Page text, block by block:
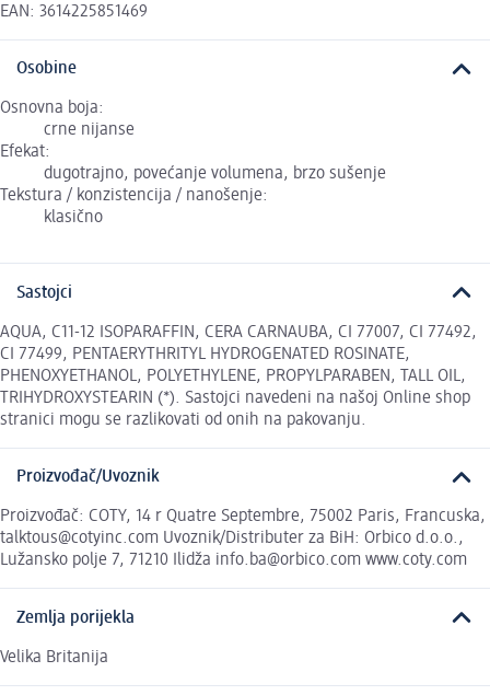
EAN: 3614225851469
Osobine
Osnovna boja:
crne nijanse
Efekat:
dugotrajno, povećanje volumena, brzo sušenje
Tekstura / konzistencija / nanošenje:
klasično
Sastojci
AQUA, C11-12 ISOPARAFFIN, CERA CARNAUBA, CI 77007, CI 77492,
CI 77499, PENTAERYTHRITYL HYDROGENATED ROSINATE,
PHENOXYETHANOL, POLYETHYLENE, PROPYLPARABEN, TALL OIL,
TRIHYDROXYSTEARIN (*). Sastojci navedeni na našoj Online shop
stranici mogu se razlikovati od onih na pakovanju.
Proizvođač/Uvoznik
Proizvođač: COTY, 14 r Quatre Septembre, 75002 Paris, Francuska,
talktous@cotyinc.com Uvoznik/Distributer za BiH: Orbico d.o.o.,
Lužansko polje 7, 71210 Ilidža info.ba@orbico.com www.coty.com
Zemlja porijekla
Velika Britanija